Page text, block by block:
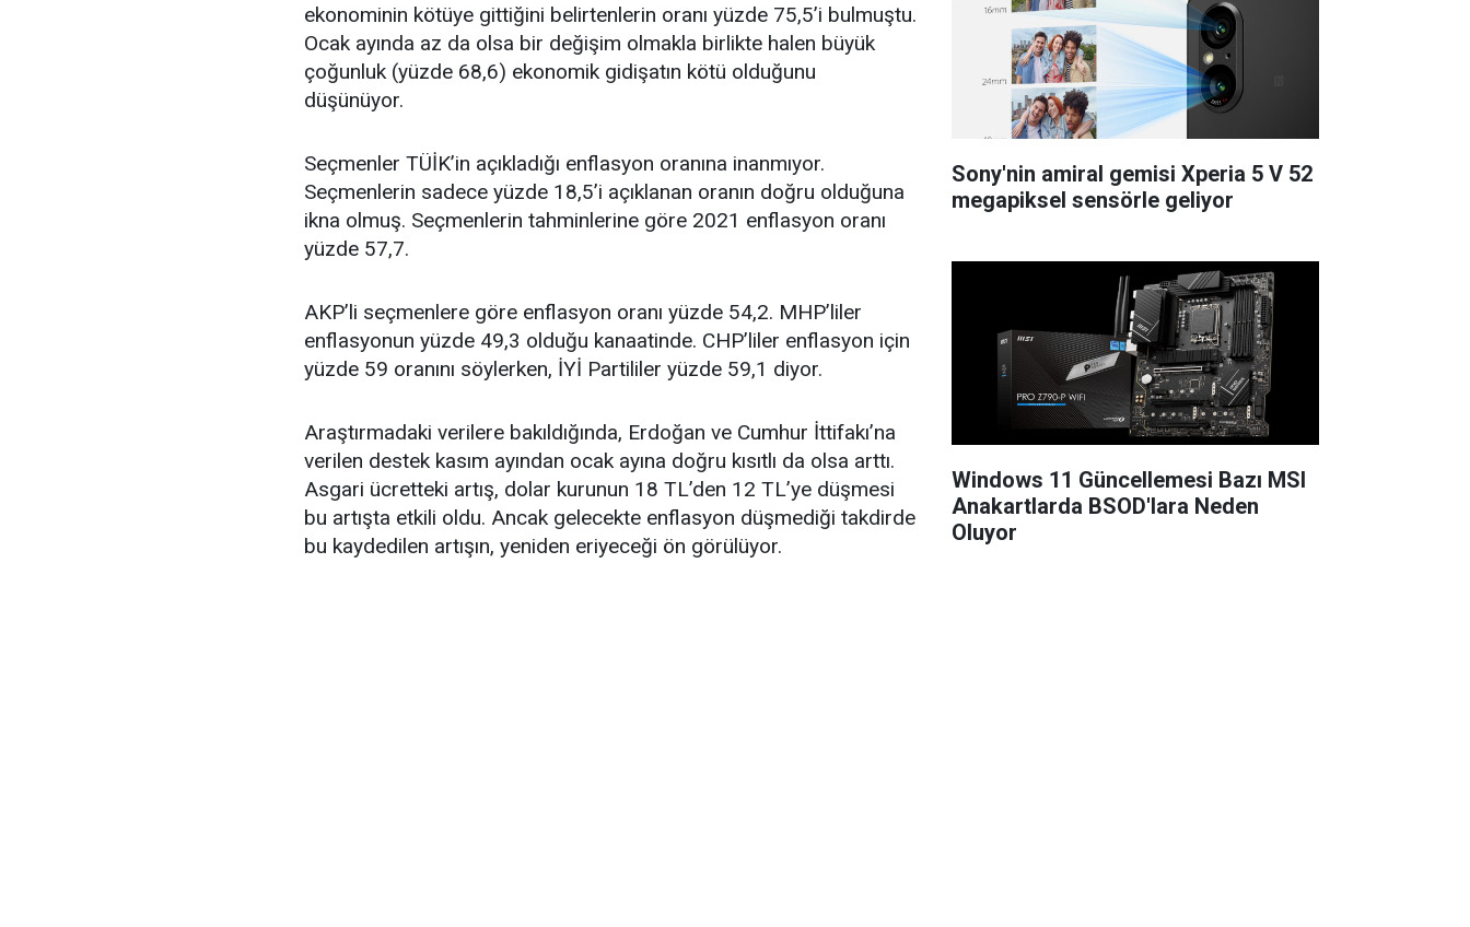
ekonominin kötüye gittiğini belirtenlerin oranı yüzde 75,5’i bulmuştu.
Ocak ayında az da olsa bir değişim olmakla birlikte halen büyük
çoğunluk (yüzde 68,6) ekonomik gidişatın kötü olduğunu
düşünüyor.
Seçmenler TÜİK’in açıkladığı enflasyon oranına inanmıyor.
Seçmenlerin sadece yüzde 18,5’i açıklanan oranın doğru olduğuna
ikna olmuş. Seçmenlerin tahminlerine göre 2021 enflasyon oranı
yüzde 57,7.
AKP’li seçmenlere göre enflasyon oranı yüzde 54,2. MHP’liler
enflasyonun yüzde 49,3 olduğu kanaatinde. CHP’liler enflasyon için
yüzde 59 oranını söylerken, İYİ Partililer yüzde 59,1 diyor.
Araştırmadaki verilere bakıldığında, Erdoğan ve Cumhur İttifakı’na
verilen destek kasım ayından ocak ayına doğru kısıtlı da olsa arttı.
Asgari ücretteki artış, dolar kurunun 18 TL’den 12 TL’ye düşmesi
bu artışta etkili oldu. Ancak gelecekte enflasyon düşmediği takdirde
bu kaydedilen artışın, yeniden eriyeceği ön görülüyor.
Sony'nin amiral gemisi Xperia 5 V 52
megapiksel sensörle geliyor
Windows 11 Güncellemesi Bazı MSI
Anakartlarda BSOD'lara Neden
Oluyor